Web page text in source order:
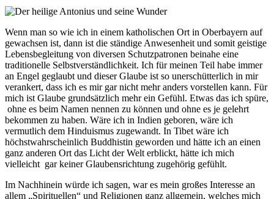
Wenn man so wie ich in einem katholischen Ort in Oberbayern auf
gewachsen ist, dann ist die ständige Anwesenheit und somit geistige
Lebensbegleitung von diversen Schutzpatronen beinahe eine
traditionelle Selbstverständlichkeit. Ich für meinen Teil habe immer
an Engel geglaubt und dieser Glaube ist so unerschütterlich in mir
verankert, dass ich es mir gar nicht mehr anders vorstellen kann. Für
mich ist Glaube grundsätzlich mehr ein Gefühl. Etwas das ich spüre,
ohne es beim Namen nennen zu können und ohne es je gelehrt
bekommen zu haben. Wäre ich in Indien geboren, wäre ich
vermutlich dem Hinduismus zugewandt. In Tibet wäre ich
höchstwahrscheinlich Buddhistin geworden und hätte ich an einen
ganz anderen Ort das Licht der Welt erblickt, hätte ich mich
vielleicht gar keiner Glaubensrichtung zugehörig gefühlt.
Im Nachhinein würde ich sagen, war es mein großes Interesse an
allem „Spirituellen“ und Religionen ganz allgemein, welches mich